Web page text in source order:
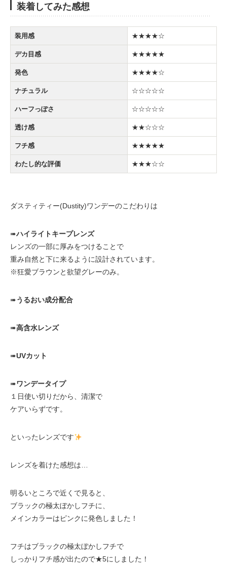
装着してみた感想
装用感 ★★★★☆
デカ目感 ★★★★★
発色 ★★★★☆
ナチュラル ☆☆☆☆☆
ハーフっぽさ ☆☆☆☆☆
透け感 ★★☆☆☆
フチ感 ★★★★★
わたし的な評価 ★★★☆☆
ダスティティー(Dustity)ワンデーのこだわりは
➠ハイライトキープレンズ
レンズの一部に厚みをつけることで
重み自然と下に来るように設計されています。
※狂愛ブラウンと欲望グレーのみ。
➠うるおい成分配合
➠高含水レンズ
➠UVカット
➠ワンデータイプ
１日使い切りだから、清潔で
ケアいらずです。
といったレンズです
レンズを着けた感想は…
明るいところで近くで見ると、
ブラックの極太ぼかしフチに、
メインカラーはピンクに発色しました！
フチはブラックの極太ぼかしフチで
しっかりフチ感が出たので★5にしました！